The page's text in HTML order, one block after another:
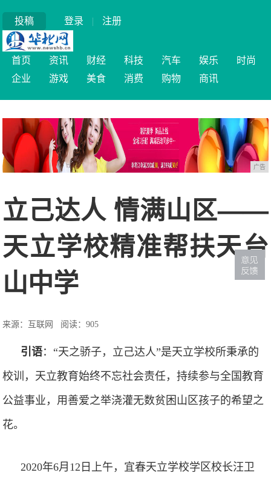
投稿 登录 | 注册
首页 资讯 财经 科技 汽车 娱乐
时尚
企业
游戏 美食 消费 购物 商讯
广告
立己达人 情满山区——
天立学校精准帮扶天台
山中学
来源：互联网 阅读：905
引语： “天之骄子，立己达人”是天立学校所秉承的
校训，天立教育始终不忘社会责任，持续参与全国教育
公益事业，用善爱之举浇灌无数贫困山区孩子的希望之
花。
2020年6月 12 日上午，宜春天立学校学区校长汪卫